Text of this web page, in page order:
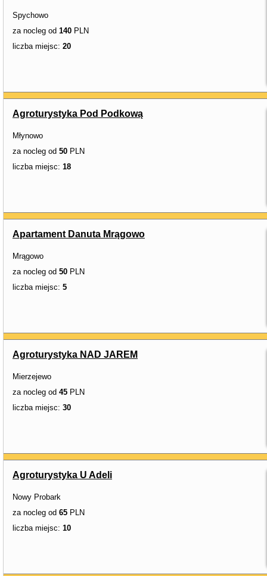
Spychowo
za nocleg od 140 PLN
liczba miejsc: 20
Agroturystyka Pod Podkową
Młynowo
za nocleg od 50 PLN
liczba miejsc: 18
Apartament Danuta Mrągowo
Mrągowo
za nocleg od 50 PLN
liczba miejsc: 5
Agroturystyka NAD JAREM
Mierzejewo
za nocleg od 45 PLN
liczba miejsc: 30
Agroturystyka U Adeli
Nowy Probark
za nocleg od 65 PLN
liczba miejsc: 10